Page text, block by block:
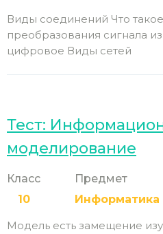
Виды соединений Что
преобразования сигнала
цифровое Виды сетей
Тест:
моделирование
Класс
10
Предмет
Информатика
Модель есть замещение